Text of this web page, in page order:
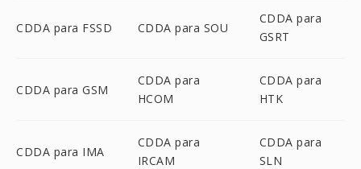
CDDA para FSSD CDDA para SOU
CDDA para
GSRT
CDDA para GSM
CDDA para
HCOM
CDDA para
HTK
CDDA para IMA
CDDA para
IRCAM
CDDA para
SLN